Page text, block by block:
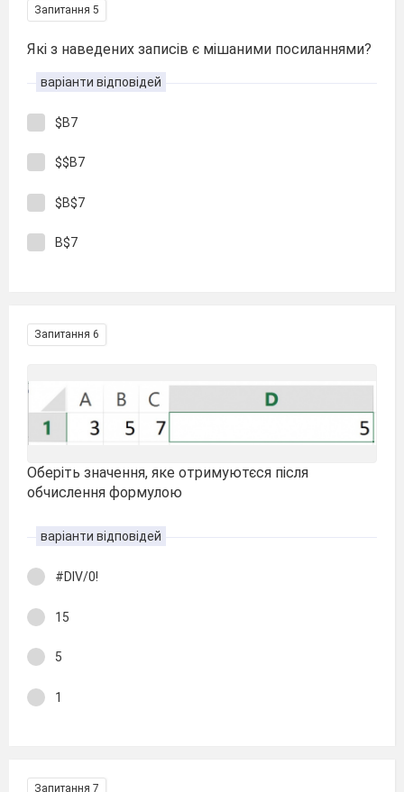
Запитання 5
Які з наведених записів є мішаними посиланнями?
варіанти відповідей
$B7
$$B7
$B$7
B$7
Запитання 6
Оберіть значення, яке отримуютєся після
обчислення формулою
варіанти відповідей
#DIV/0!
15
5
1
Запитання 7